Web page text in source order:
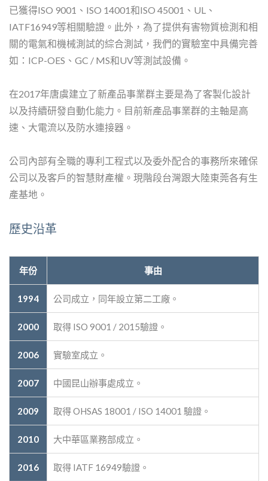
已獲得ISO 9001、ISO 14001和ISO 45001、UL、
IATF16949等相關驗證。此外，為了提供有害物質檢測和相
關的電氣和機械測試的綜合測試，我們的實驗室中具備完善
如：ICP-OES、GC / MS和UV等測試設備。
在2017年唐虞建立了新產品事業群主要是為了客製化設計
以及持續研發自動化能力。目前新產品事業群的主軸是高
速、大電流以及防水連接器。
公司內部有全職的專利工程式以及委外配合的事務所來確保
公司以及客戶的智慧財產權。現階段台灣跟大陸東莞各有生
產基地。
歷史沿革
年份 事由
1994 公司成立，同年設立第二工廠。
2000 取得 ISO 9001 / 2015驗證。
2006 實驗室成立。
2007 中國昆山辦事處成立。
2009 取得 OHSAS 18001 / ISO 14001 驗證。
2010 大中華區業務部成立。
2016 取得 IATF 16949驗證。